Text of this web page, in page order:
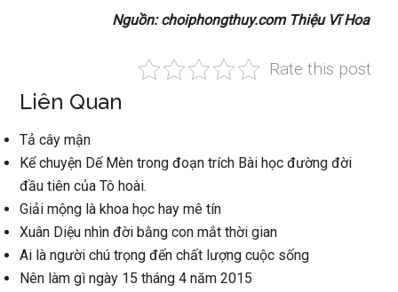
Nguồn: choiphongthuy.com Thiệu Vĩ Hoa
Rate this post
Liên Quan
Tả cây mận
Kể chuyện Dế Mèn trong đoạn trích Bài học đường đời
đầu tiên của Tô hoài.
Giải mộng là khoa học hay mê tín
Xuân Diệu nhìn đời bằng con mắt thời gian
Ai là người chú trọng đến chất lượng cuộc sống
Nên làm gì ngày 15 tháng 4 năm 2015